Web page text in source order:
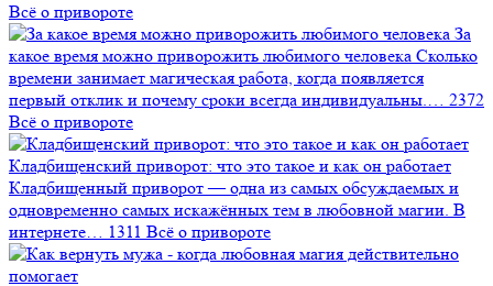
Всё о привороте
За
какое время можно приворожить любимого человека Сколько
времени занимает магическая работа, когда появляется
первый отклик и почему сроки всегда индивидуальны.… 2372
Всё о привороте
Кладбищенский приворот: что это такое и как он работает
Кладбищенный приворот — одна из самых обсуждаемых и
одновременно самых искажённых тем в любовной магии. В
интернете… 1311 Всё о привороте